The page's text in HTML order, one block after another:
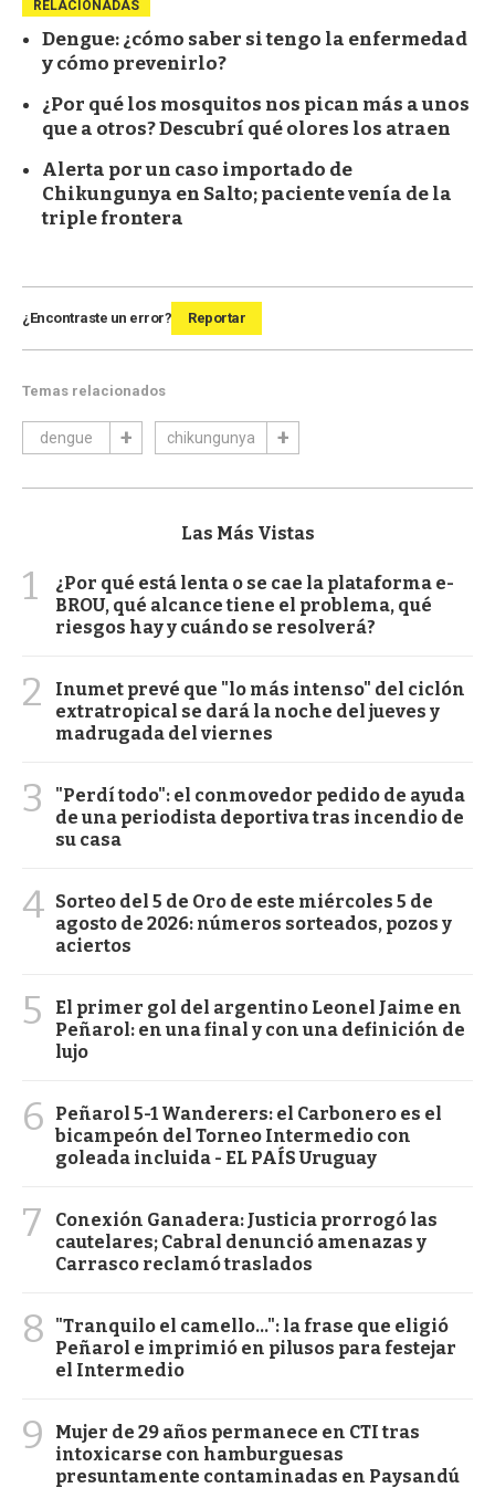
RELACIONADAS
Dengue: ¿cómo saber si tengo la enfermedad
y cómo prevenirlo?
¿Por qué los mosquitos nos pican más a unos
que a otros? Descubrí qué olores los atraen
Alerta por un caso importado de
Chikungunya en Salto; paciente venía de la
triple frontera
¿Encontraste un error? Reportar
Temas relacionados
dengue chikungunya
Las Más Vistas
1
¿Por qué está lenta o se cae la plataforma e-
BROU, qué alcance tiene el problema, qué
riesgos hay y cuándo se resolverá?
2
Inumet prevé que "lo más intenso" del ciclón
extratropical se dará la noche del jueves y
madrugada del viernes
3
"Perdí todo": el conmovedor pedido de ayuda
de una periodista deportiva tras incendio de
su casa
4 Sorteo del 5 de Oro de este miércoles 5 de
agosto de 2026: números sorteados, pozos y
aciertos
5
El primer gol del argentino Leonel Jaime en
Peñarol: en una final y con una definición de
lujo
6
Peñarol 5-1 Wanderers: el Carbonero es el
bicampeón del Torneo Intermedio con
goleada incluida - EL PAÍS Uruguay
7
Conexión Ganadera: Justicia prorrogó las
cautelares; Cabral denunció amenazas y
Carrasco reclamó traslados
8
"Tranquilo el camello...": la frase que eligió
Peñarol e imprimió en pilusos para festejar
el Intermedio
9
Mujer de 29 años permanece en CTI tras
intoxicarse con hamburguesas
presuntamente contaminadas en Paysandú